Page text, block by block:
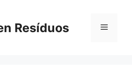
Resíduos